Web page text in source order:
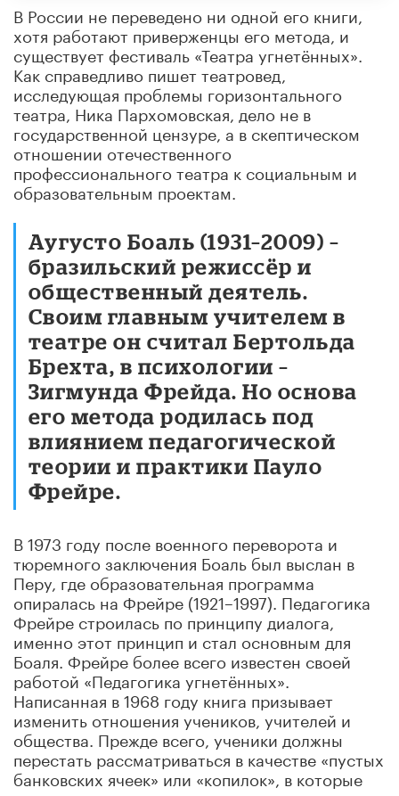
В России не переведено ни одной его книги,
хотя работают приверженцы его метода, и
существует фестиваль «Театра угнетённых».
Как справедливо пишет театровед,
исследующая проблемы горизонтального
театра, Ника Пархомовская, дело не в
государственной цензуре, а в скептическом
отношении отечественного
профессионального театра к социальным и
образовательным проектам.
Аугусто Боаль (1931–2009) –
бразильский режиссёр и
общественный деятель.
Своим главным учителем в
театре он считал Бертольда
Брехта, в психологии –
Зигмунда Фрейда. Но основа
его метода родилась под
влиянием педагогической
теории и практики Пауло
Фрейре.
В 1973 году после военного переворота и
тюремного заключения Боаль был выслан в
Перу, где образовательная программа
опиралась на Фрейре (1921–1997). Педагогика
Фрейре строилась по принципу диалога,
именно этот принцип и стал основным для
Боаля. Фрейре более всего известен своей
работой «Педагогика угнетённых».
Написанная в 1968 году книга призывает
изменить отношения учеников, учителей и
общества. Прежде всего, ученики должны
перестать рассматриваться в качестве «пустых
банковских ячеек» или «копилок», в которые